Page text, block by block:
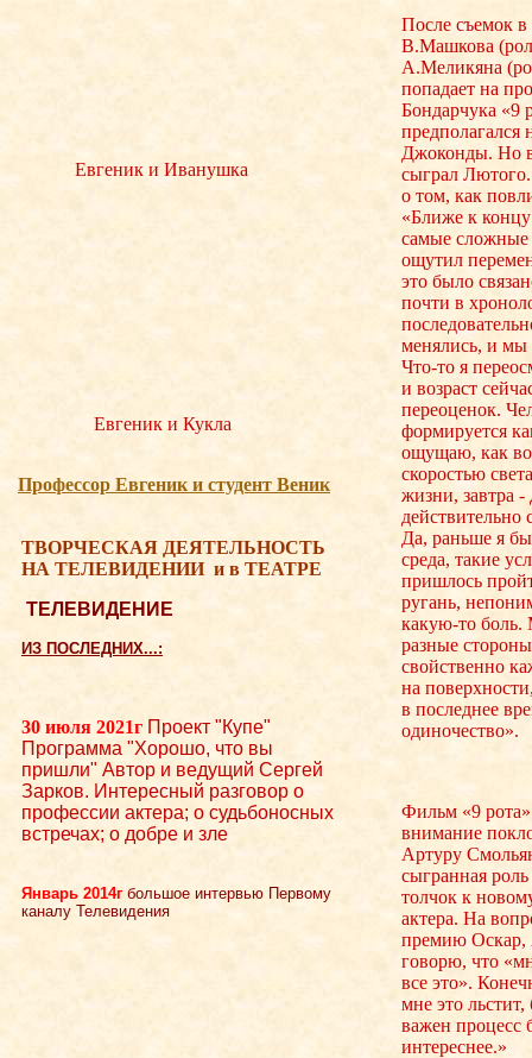
Евгеник и Иванушка
Евгеник и Кукла
Професcор Евгеник и студент Веник
ТВОРЧЕСКАЯ ДЕЯТЕЛЬНОСТЬ
НА ТЕЛЕВИДЕНИИ и в ТЕАТРЕ
ТЕЛЕВИДЕНИЕ
ИЗ ПОСЛЕДНИХ...:
30 июля 2021г Проект "Купе"
Программа "Хорошо, что вы
пришли" Автор и ведущий Сергей
Зарков. Интересный разговор о
профессии актера; о судьбоносных
встречах; о добре и зле
Январь 2014г большое интервью Первому
каналу Телевидения
После съемок
В.Машкова
А.Меликяна
попадает на
Бондарчука «9
предполагался
Джоконды. Но
сыграл
о том, как
«Ближе к
самые сложные
ощутил
это было
почти в
менялись, и мы
Что-то я
и возраст
переоценок.
формируется
ощущаю, как во
скоростью
жизни, завтра
действительно
Да, раньше я
среда, такие
пришлось
ругань,
какую-то боль.
разные
свойственно
на
в последнее
одиночество».
Фильм «9
внимание
Артуру
сыгранная
толчок к
актера. На
премию Оскар,
говорю, что
все это».
мне это
важен процесс
интереснее.»